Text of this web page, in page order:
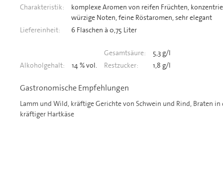
Charakteristik:
komplexe Aromen von reifen Früchten,
würzige Noten, feine Röstaromen, sehr elegant
Liefereinheit:
6 Flaschen à 0,75 Liter
Gesamtsäure:
5,3 g/l
Alkoholgehalt:
14 % vol. Restzucker: 1,8 g/l
Gastronomische Empfehlungen
Lamm und Wild, kräftige Gerichte von Schwein und Rind, Braten
kräftiger Hartkäse